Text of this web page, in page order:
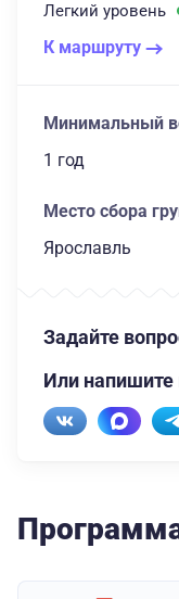
Легкий уровень
К маршруту
Минимальный
1 год
Место сбора
Ярославль
Задайте
Или